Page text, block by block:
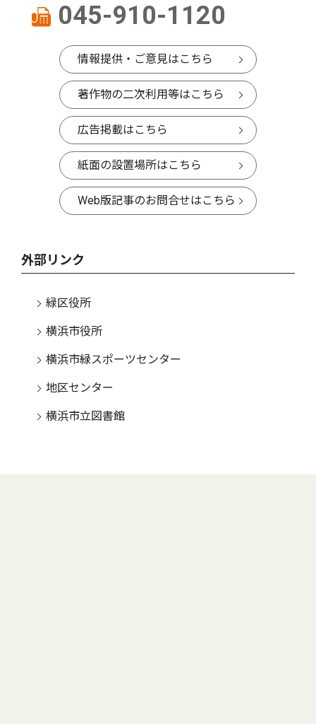
045-910-1120
情報提供・ご意見はこちら
著作物の二次利用等はこちら
広告掲載はこちら
紙面の設置場所はこちら
Web版記事のお問合せはこちら
外部リンク
緑区役所
横浜市役所
横浜市緑スポーツセンター
地区センター
横浜市立図書館